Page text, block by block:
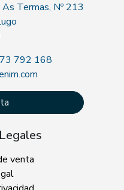
Termas, Nº 213
792 168
venta